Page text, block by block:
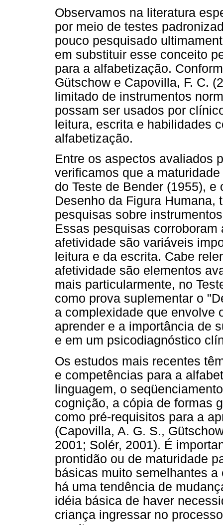
Observamos na literatura
por meio de testes
pouco pesquisado
em substituir esse conceito
para a alfabetização.
Gütschow e Capovilla, F. C.
limitado de instrumentos
possam ser usados por
leitura, escrita e habilidades
alfabetização.
Entre os aspectos avaliados
verificamos que a
do Teste de Bender (1955),
Desenho da Figura Humana,
pesquisas sobre
Essas pesquisas
afetividade são variáveis
leitura e da escrita. Cabe
afetividade são elementos
mais particularmente, no
como prova suplementar o
a complexidade que envolve
aprender e a importância de
e em um psicodiagnóstico
Os estudos mais recentes
e competências para a
linguagem, o
cognição, a cópia de formas
como pré-requisitos para a
(Capovilla, A. G. S.,
2001; Solér, 2001). É
prontidão ou de maturidade
básicas muito semelhantes
há uma tendência de
idéia básica de haver
criança ingressar no